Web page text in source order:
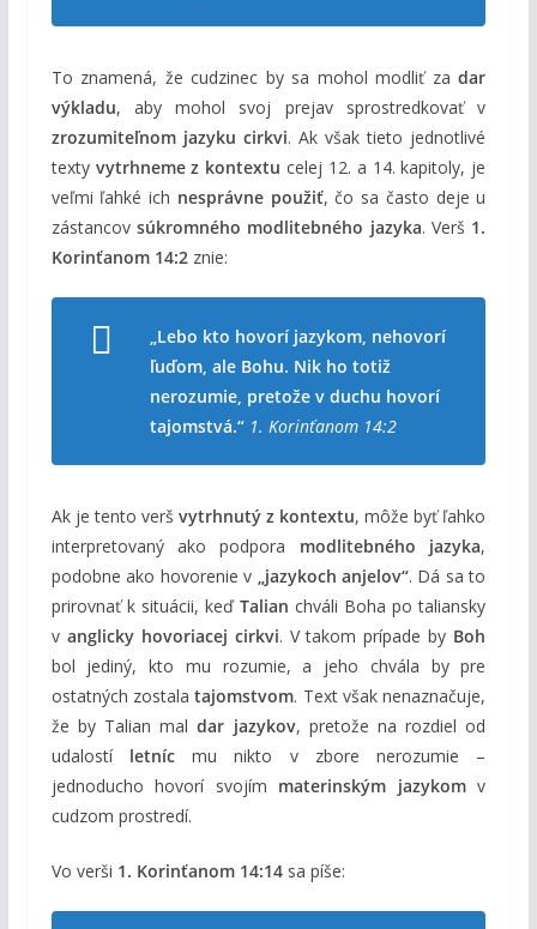
To znamená, že cudzinec by sa mohol modliť zadar
výkladu, aby mohol svoj prejav sprostredkovať v
zrozumiteľnom jazyku cirkvi. Ak však tieto jednotlivé
texty vytrhneme z kontextu celej 12. a 14. kapitoly, je
veľmi ľahké ich nesprávne použiť, čo sa často deje u
zástancovsúkromného modlitebného jazyka. Verš 1.
Korinťanom 14:2znie:
„Lebo kto hovorí jazykom, nehovorí
ľuďom, ale Bohu. Nik ho totiž
nerozumie, pretože v duchu hovorí
tajomstvá.“ 1. Korinťanom 14:2
Ak je tento verš vytrhnutý z kontextu, môže byť ľahko
interpretovaný ako podpora modlitebného jazyka,
podobne ako hovorenie v „jazykoch anjelov“. Dá sa to
prirovnať k situácii, keď Talian chváli Boha po taliansky
v anglicky hovoriacej cirkvi. V takom prípade by Boh
bol jediný, kto mu rozumie, a jeho chvála by pre
ostatných zostalatajomstvom. Text však nenaznačuje,
že by Talian maldar jazykov, pretože na rozdiel od
udalostí letnícmu nikto v zbore nerozumie –
jednoducho hovorí svojím materinským jazykomv
cudzom prostredí.
Vo verši 1. Korinťanom 14:14sa píše: